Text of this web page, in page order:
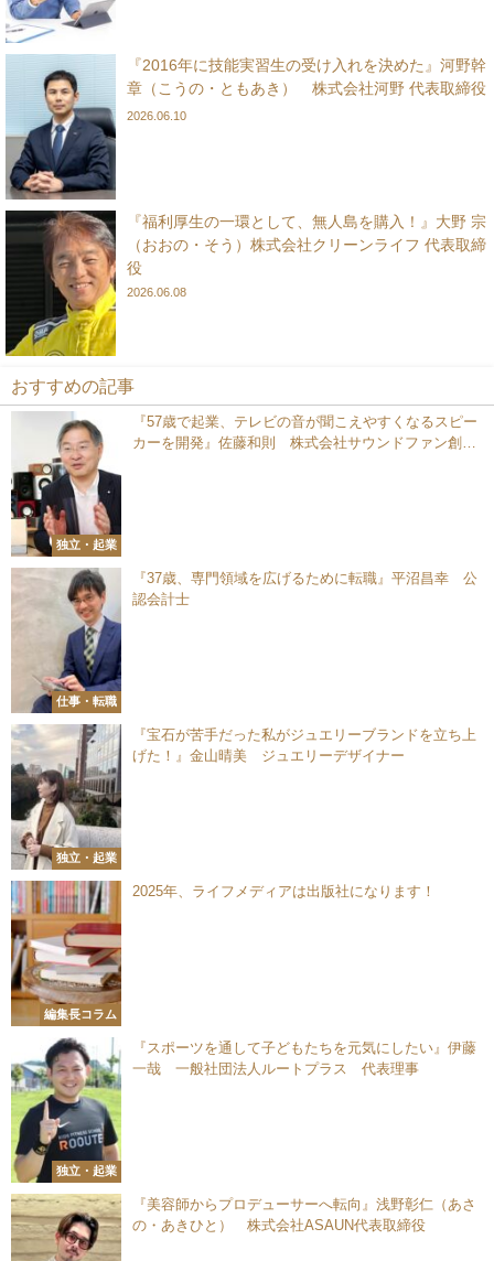
『2016年に技能実習生の受け入れを決めた』河野幹
章（こうの・ともあき） 株式会社河野 代表取締役
2026.06.10
『福利厚生の一環として、無人島を購入！』大野 宗
（おおの・そう）株式会社クリーンライフ 代表取締
役
2026.06.08
おすすめの記事
独立・起業
『57歳で起業、テレビの音が聞こえやすくなるスピー
カーを開発』佐藤和則 株式会社サウンドファン創業
仕事・転職
『37歳、専門領域を広げるために転職』平沼昌幸 公
認会計士
独立・起業
『宝石が苦手だった私がジュエリーブランドを立ち上
げた！』金山晴美 ジュエリーデザイナー
編集長コラム
2025年、ライフメディアは出版社になります！
独立・起業
『スポーツを通して子どもたちを元気にしたい』伊藤
一哉 一般社団法人ルートプラス 代表理事
『美容師からプロデューサーへ転向』浅野彰仁（あさ
の・あきひと） 株式会社ASAUN代表取締役